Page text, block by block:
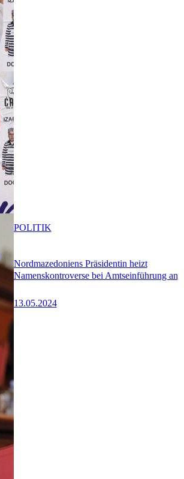
Nordmazedoniens Präsidentin heizt
Namenskontroverse bei Amtseinführung an
13.05.2024
POLITIK